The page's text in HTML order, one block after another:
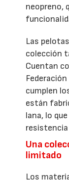
neopreno,
Las
colección
Cuentan
cumplen
están
lana, lo
resistencia
Una
limitado
Los